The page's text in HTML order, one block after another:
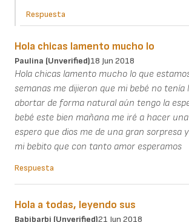
Respuesta
Hola chicas lamento mucho lo
Paulina (unverified)18 Jun 2018
Hola chicas lamento mucho lo que
semanas me dijieron que mi bebé no tenía
abortar de forma natural aún tengo la
bebé este bien mañana me iré a hacer
espero que dios me de una gran sorpresa
mi bebito que con tanto amor esperamos
Respuesta
Hola a todas, leyendo sus
Babibarbi (unverified)21 Jun 2018